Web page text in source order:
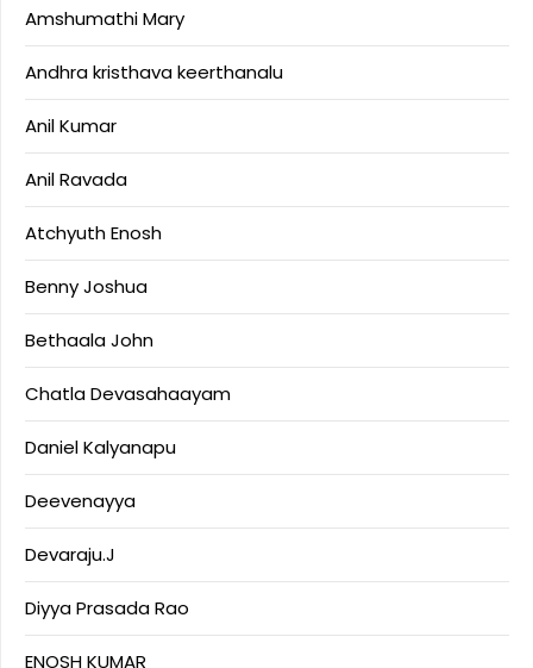
Amshumathi Mary
Andhra kristhava keerthanalu
Anil Kumar
Anil Ravada
Atchyuth Enosh
Benny Joshua
Bethaala John
Chatla Devasahaayam
Daniel Kalyanapu
Deevenayya
Devaraju.J
Diyya Prasada Rao
ENOSH KUMAR